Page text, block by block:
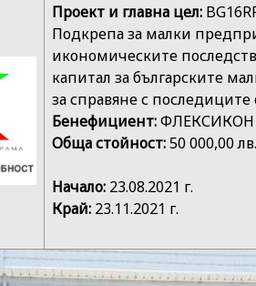
Проект и главна цел:
Подкрепа за малки
икономическите
капитал за българските
за справяне с
Бенефициент:ФЛЕКСИКОН
Обща стойност:50 000,00
Начало:23.08.2021 г.
Край:23.11.2021 г.